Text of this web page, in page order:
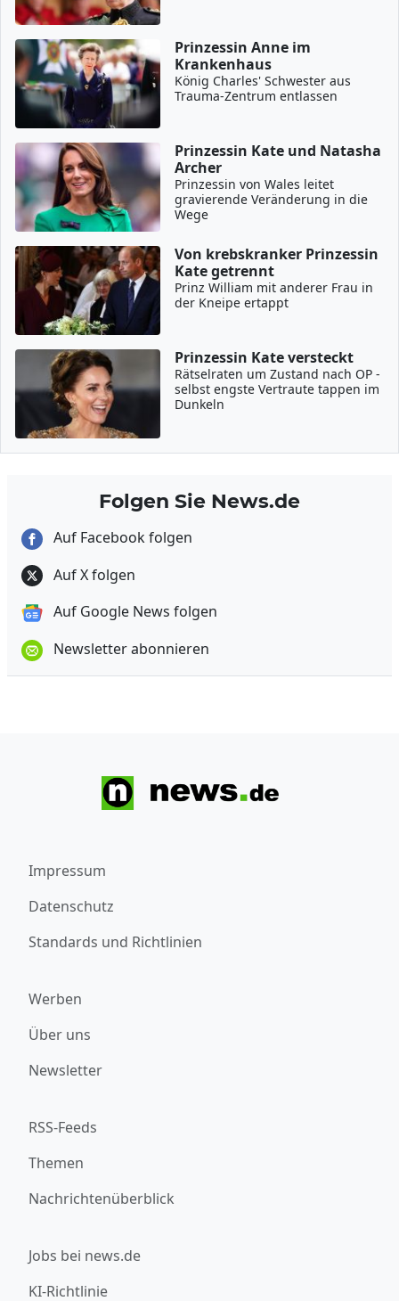
Prinzessin Anne im
Krankenhaus
König Charles' Schwester aus
Trauma-Zentrum entlassen
Prinzessin Kate und Natasha
Archer
Prinzessin von Wales leitet
gravierende Veränderung in die
Wege
Von krebskranker Prinzessin
Kate getrennt
Prinz William mit anderer Frau in
der Kneipe ertappt
Prinzessin Kate versteckt
Rätselraten um Zustand nach OP -
selbst engste Vertraute tappen im
Dunkeln
Folgen Sie News.de
Auf Facebook folgen
Auf X folgen
Auf Google News folgen
Newsletter abonnieren
Impressum
Datenschutz
Standards und Richtlinien
Werben
Über uns
Newsletter
RSS-Feeds
Themen
Nachrichtenüberblick
Jobs bei news.de
KI-Richtlinie